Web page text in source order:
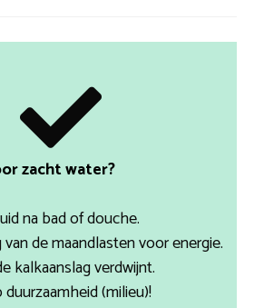
zacht water?
na bad of douche.
de maandlasten voor energie.
kalkaanslag verdwijnt.
(milieu)!